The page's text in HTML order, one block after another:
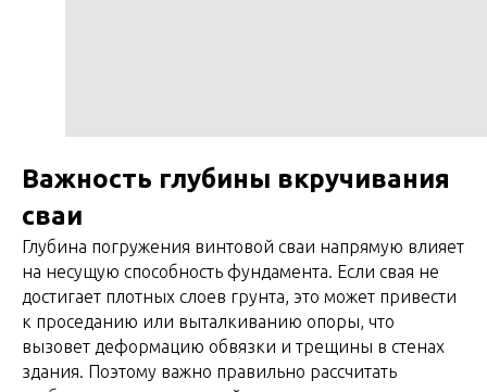
Важность глубины вкручивания
сваи
Глубина погружения винтовой сваи напрямую влияет
на несущую способность фундамента. Если свая не
достигает плотных слоев грунта, это может привести
к проседанию или выталкиванию опоры, что
вызовет деформацию обвязки и трещины в стенах
здания. Поэтому важно правильно рассчитать